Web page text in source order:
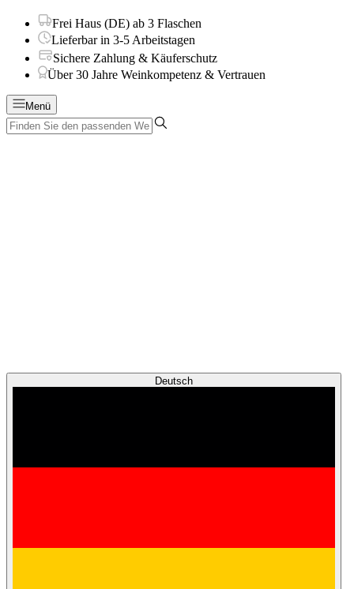
Frei Haus (DE) ab 3 Flaschen
Lieferbar in 3-5 Arbeitstagen
Sichere Zahlung & Käuferschutz
Über 30 Jahre Weinkompetenz & Vertrauen
Menü
Deutsch